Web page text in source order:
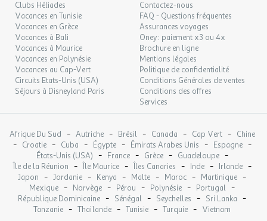
Animation
Animations
Animation familiale
Dates d'ouverture : Ouvert en juillet et août
Prix : Gratuit
Club enfant
Dates d'ouverture : Ouvert du 10 juillet au 25 août
Prix : Gratuit
Restaurants
Snack-bar
Bar
Clubs Héliades
Vacances en Tunisie
Vacances en Grèce
Vacances à Bali
Vacances à Maurice
Vacances en Polynésie
Vacances au Cap-Vert
Circuits Etats-Unis (USA)
Séjours à Disneyland Paris
Contactez-nous
FAQ - Questions fréquentes
Assurances voyages
Oney : paiement x3 ou 4x
Brochure en ligne
Mentions légales
Politique de confidentialité
Conditions Générales de ventes
Conditions des offres
Services
Afrique Du Sud - Autriche - Brésil - Canada - Cap Vert - Chine
- Croatie - Cuba - Égypte - Émirats Arabes Unis - Espagne -
États-Unis (USA) - France - Grèce - Guadeloupe -
Île de la Réunion - Île Maurice - Îles Canaries - Inde - Irlande -
Japon - Jordanie - Kenya - Malte - Maroc - Martinique -
Mexique - Norvège - Pérou - Polynésie - Portugal -
République Dominicaine - Sénégal - Seychelles - Sri Lanka -
Tanzanie - Thaïlande - Tunisie - Turquie - Vietnam